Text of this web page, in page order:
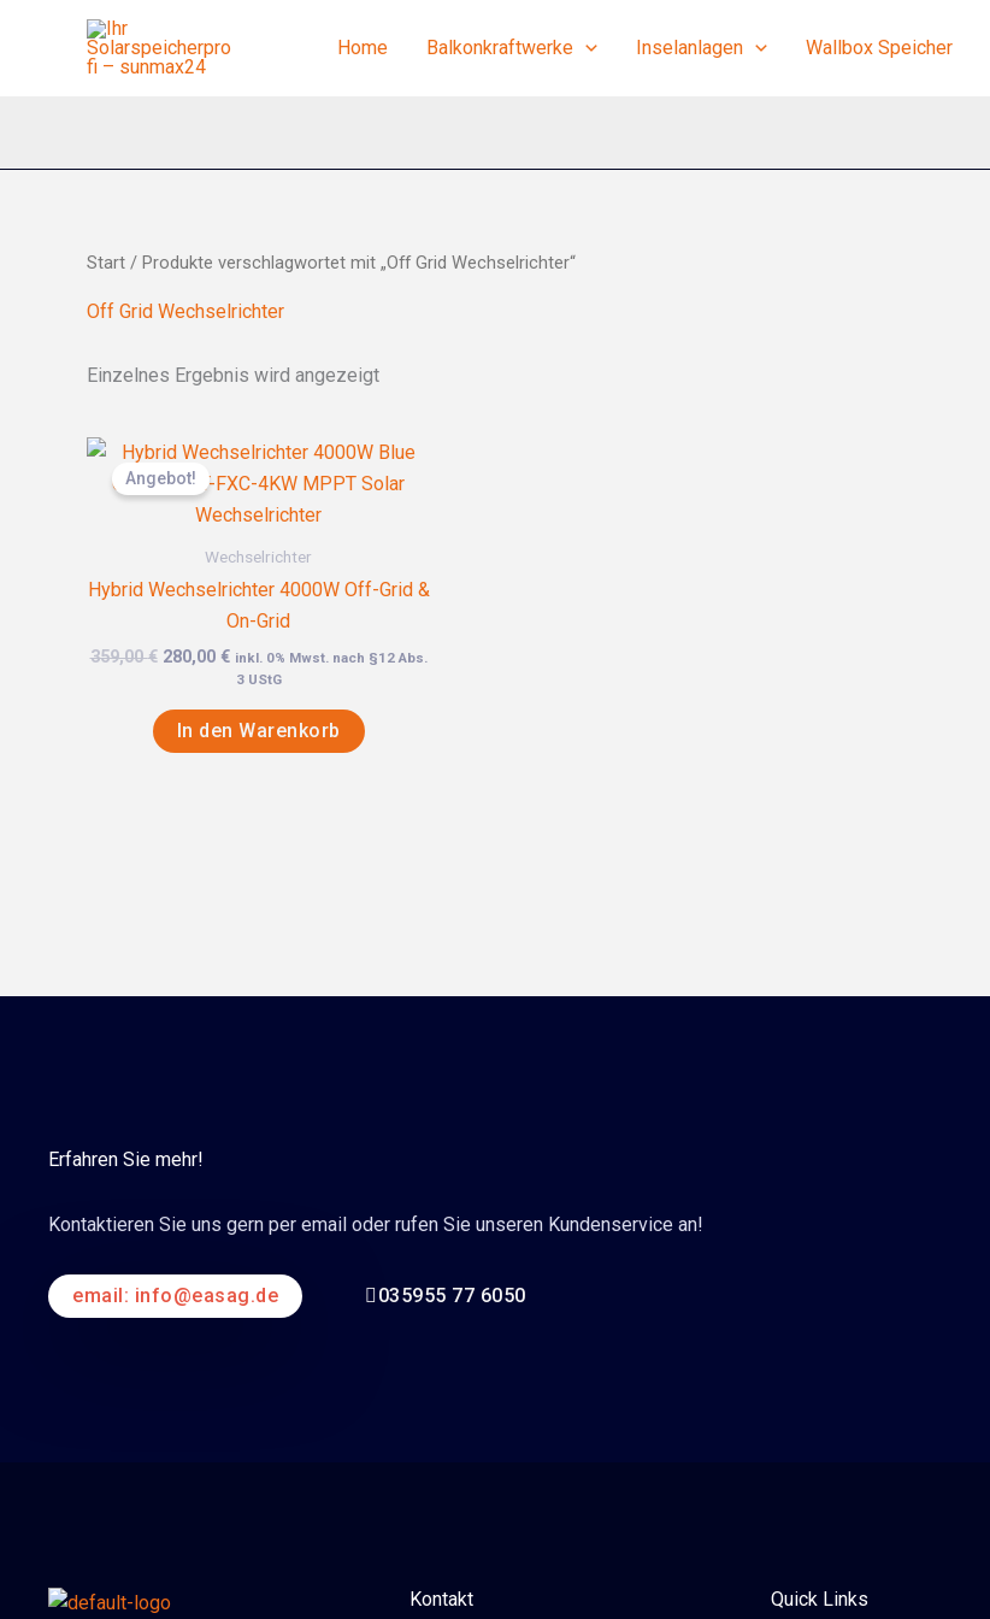
Home Balkonkraftwerke Inselanlagen Wallbox Speicher
Start / Produkte verschlagwortet mit „Off Grid Wechselrichter“
Off Grid Wechselrichter
Einzelnes Ergebnis wird angezeigt
Angebot!
Wechselrichter
Hybrid Wechselrichter 4000W Off-Grid &
On-Grid
359,00€
Ursprünglicher
Preis
war:
359,00 €
280,00 €
Aktueller
ist:
280,00 €.
inkl. 0% Mwst. nach §12 Abs.
3 UStG
In den Warenkorb
Erfahren Sie mehr!
Kontaktieren Sie uns gern per email oder rufen Sie unseren Kundenservice an!
email: info@easag.de 035955 77 6050
Kontakt Quick Links